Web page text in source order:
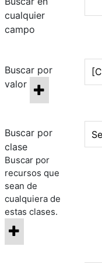
cualquier
campo
Buscar por
valor
Buscar por
clase
Buscar por
recursos que
sean de
cualquiera de
estas clases.